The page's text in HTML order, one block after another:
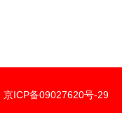
京ICP备09027620号-29